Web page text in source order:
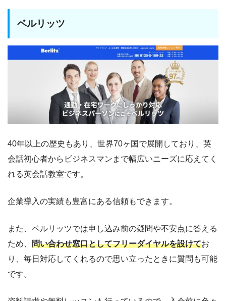
ベルリッツ
40年以上の歴史もあり、世界70ヶ国で展開しており、英
会話初心者からビジネスマンまで幅広いニーズに応えてく
れる英会話教室です。
企業導入の実績も豊富にある信頼もできます。
また、ベルリッツでは申し込み前の疑問や不安点に答える
ため、 問い合わせ窓口としてフリーダイヤルを設けてお
り、毎日対応してくれるので思い立ったときに質問も可能
です。